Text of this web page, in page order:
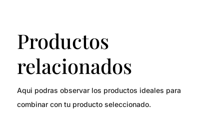
Productos
relacionados
Aqui podras observar los productos ideales para
combinar con tu producto seleccionado.